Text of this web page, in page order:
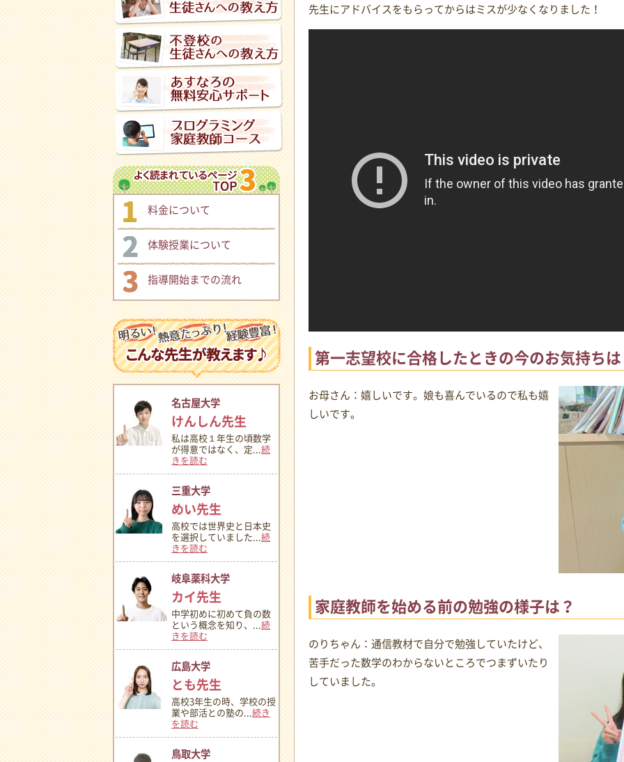
料金について
体験授業について
指導開始までの流れ
名古屋大学
けんしん先生
私は高校１年生の頃数学
が得意ではなく、定... 続
きを読む
三重大学
めい先生
高校では世界史と日本史
を選択していました... 続
きを読む
岐阜薬科大学
カイ先生
中学初めに初めて負の数
という概念を知り、... 続
きを読む
広島大学
とも先生
高校3年生の時、学校の授
業や部活との塾の... 続き
を読む
鳥取大学
先生にアドバイスをもらってからはミスが少なくなりました！
第一志望校に合格したときの今のお気持ちは
お母さん：嬉しいです。娘も喜んでいるので私も嬉
しいです。
家庭教師を始める前の勉強の様子は？
のりちゃん：通信教材で自分で勉強していたけど、
苦手だった数学のわからないところでつまずいたり
していました。